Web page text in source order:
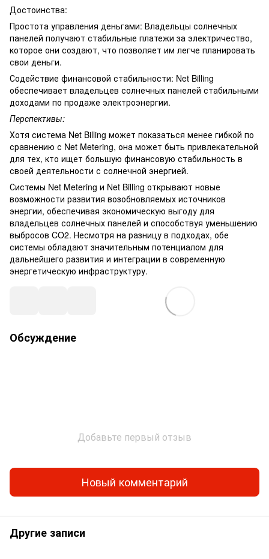
Достоинства:
Простота управления деньгами: Владельцы солнечных
панелей получают стабильные платежи за электричество,
которое они создают, что позволяет им легче планировать
свои деньги.
Содействие финансовой стабильности: Net Billing
обеспечивает владельцев солнечных панелей стабильными
доходами по продаже электроэнергии.
Перспективы:
Хотя система Net Billing может показаться менее гибкой по
сравнению с Net Metering, она может быть привлекательной
для тех, кто ищет большую финансовую стабильность в
своей деятельности с солнечной энергией.
Системы Net Metering и Net Billing открывают новые
возможности развития возобновляемых источников
энергии, обеспечивая экономическую выгоду для
владельцев солнечных панелей и способствуя уменьшению
выбросов CO2. Несмотря на разницу в подходах, обе
системы обладают значительным потенциалом для
дальнейшего развития и интеграции в современную
энергетическую инфраструктуру.
Обсуждение
Добавьте первый отзыв
Новый комментарий
Другие записи